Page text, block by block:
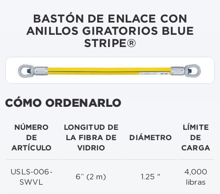
BASTÓN DE ENLACE CON
ANILLOS GIRATORIOS BLUE
STRIPE®
CÓMO ORDENARLO
NÚMERO
DE
ARTÍCULO
LONGITUD DE
LA FIBRA DE
VIDRIO
DIÁMETRO
LÍMITE
DE
CARGA
USLS-006-
SWVL
6” (2 m) 1.25 "
4,000
libras